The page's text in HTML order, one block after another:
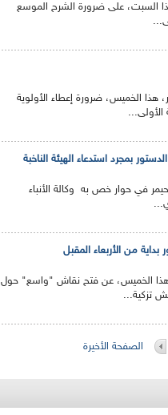
السبت، على ضرورة الشرح الموسع
هذا الخميس، ضرورة إعطاء الأولوية
بمجرد استدعاء الهيئة الناخبة
في حوار خص به وكالة الأنباء
من الأربعاء المقبل
هذا الخميس، عن فتح نقاش "واسع" حول
تزكية...
الصفحة الأخيرة